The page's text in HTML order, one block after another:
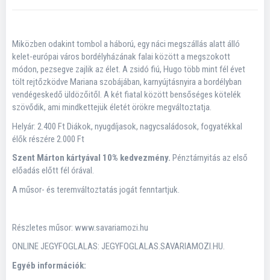
Miközben odakint tombol a háború, egy náci megszállás alatt álló
kelet-európai város bordélyházának falai között a megszokott
módon, pezsegve zajlik az élet. A zsidó fiú, Hugo több mint fél évet
tölt rejtőzködve Mariana szobájában, karnyújtásnyira a bordélyban
vendégeskedő üldözőitől. A két fiatal között bensőséges kötelék
szövődik, ami mindkettejük életét örökre megváltoztatja.
Helyár: 2.400 Ft Diákok, nyugdíjasok, nagycsaládosok, fogyatékkal
élők részére 2.000 Ft
Szent Márton kártyával 10% kedvezmény. Pénztárnyitás az első
előadás előtt fél órával.
A műsor- és teremváltoztatás jogát fenntartjuk.
Részletes műsor: www.savariamozi.hu
ONLINE JEGYFOGLALAS: JEGYFOGLALAS.SAVARIAMOZI.HU.
Egyéb információk: